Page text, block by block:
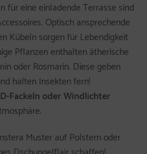
für eine einladende Terrasse sind
Optisch ansprechende
Kübeln sorgen für Lebendigkeit
Pflanzen enthalten ätherische
oder Rosmarin. Diese geben
halten Insekten fern!
Fackelnoder Windlichter
Muster auf Polstern oder